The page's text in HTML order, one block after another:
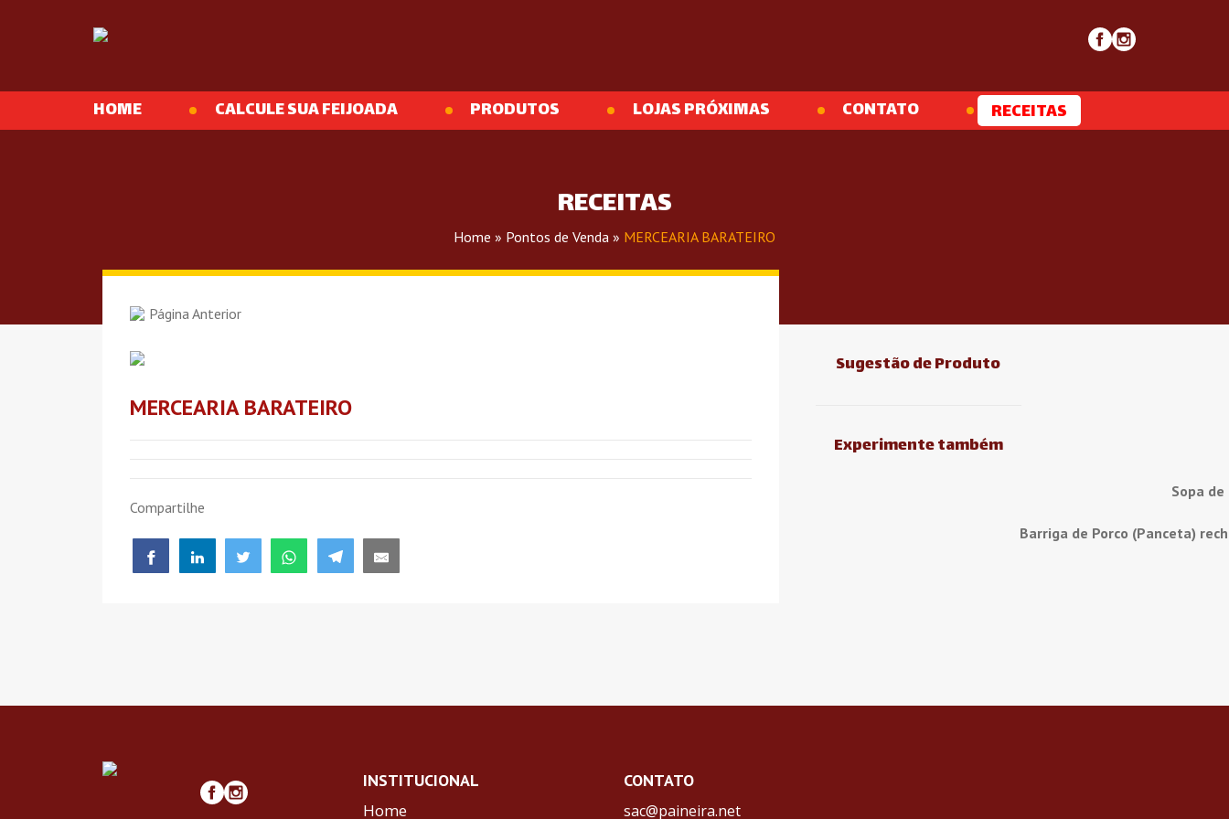
HOME CALCULE SUA FEIJOADA PRODUTOS LOJAS PRÓXIMAS CONTATO RECEITAS
RECEITAS
Home » Pontos de Venda » MERCEARIA BARATEIRO
Página Anterior
MERCEARIA BARATEIRO
Compartilhe
Sugestão de Produto
Experimente também
Sopa
Barriga de Porco (Panceta)
INSTITUCIONAL
Home
CONTATO
sac@paineira.net